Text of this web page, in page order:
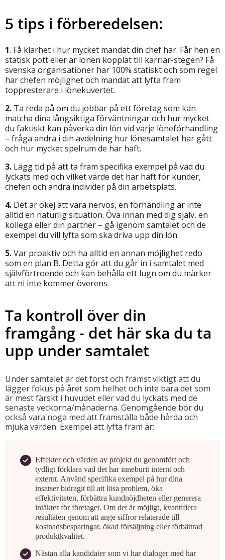
5 tips i förberedelsen:
1. Få klarhet i hur mycket mandat din chef har. Får hen en
statisk pott eller är lönen kopplat till karriär-stegen? Få
svenska organisationer har 100% statiskt och som regel
har chefen möjlighet och mandat att lyfta fram
toppresterare i lönekuvertet.
2. Ta reda på om du jobbar på ett företag som kan
matcha dina långsiktiga förväntningar och hur mycket
du faktiskt kan påverka din lön vid varje löneförhandling
– fråga andra i din avdelning hur lönesamtalet har gått
och hur mycket spelrum de har haft.
3. Lägg tid på att ta fram specifika exempel på vad du
lyckats med och vilket värde det har haft för kunder,
chefen och andra individer på din arbetsplats.
4. Det är okej att vara nervös, en förhandling är inte
alltid en naturlig situation. Öva innan med dig själv, en
kollega eller din partner – gå igenom samtalet och de
exempel du vill lyfta som ska driva upp din lön.
5.Var proaktiv och ha alltid en annan möjlighet redo
som en plan B. Detta gör att du går in i samtalet med
självförtroende och kan behålla ett lugn om du märker
att ni inte kommer överens.
Ta kontroll över din
framgång - det här ska du ta
upp under samtalet
Under samtalet är det först och främst viktigt att du
lägger fokus på året som helhet och inte bara det som
är mest färskt i huvudet eller vad du lyckats med de
senaste veckorna/månaderna. Genomgående bör du
också vara noga med att framställa både hårda och
mjuka värden. Exempel att lyfta fram är:
Effekter och värden av projekt du genomfört och
tydligt förklara vad det har inneburit internt och
externt. Använd specifika exempel på hur dina
insatser bidragit till att lösa problem, öka
effektiviteten, förbättra kundnöjdheten eller generera
intäkter för företaget. Om det är möjligt, kvantifiera
resultaten genom att ange siffror relaterade till
kostnadsbesparingar, ökad försäljning eller förbättrad
produktkvalitet.
Nästan alla kandidater som vi har dialoger med har